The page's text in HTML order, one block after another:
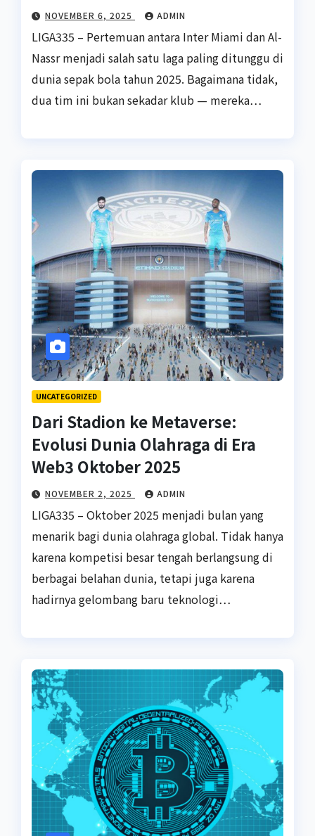
NOVEMBER 6, 2025 ADMIN
LIGA335 – Pertemuan antara Inter Miami dan Al-
Nassr menjadi salah satu laga paling ditunggu di
dunia sepak bola tahun 2025. Bagaimana tidak,
dua tim ini bukan sekadar klub — mereka…
UNCATEGORIZED
Dari Stadion ke Metaverse:
Evolusi Dunia Olahraga di Era
Web3 Oktober 2025
NOVEMBER 2, 2025 ADMIN
LIGA335 – Oktober 2025 menjadi bulan yang
menarik bagi dunia olahraga global. Tidak hanya
karena kompetisi besar tengah berlangsung di
berbagai belahan dunia, tetapi juga karena
hadirnya gelombang baru teknologi…